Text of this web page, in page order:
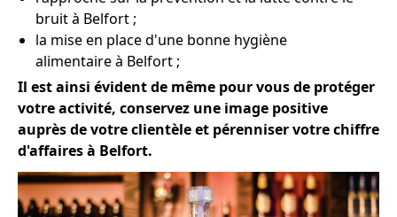
bruit à Belfort ;
la mise en place d'une bonne hygiène
alimentaire à Belfort ;
Il est ainsi évident de même pour vous de protéger
votre activité, conservez une image positive
auprès de votre clientèle et pérenniser votre chiffre
d'affaires à Belfort.